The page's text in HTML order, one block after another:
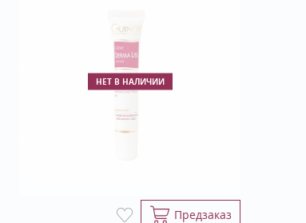
НЕТ В НАЛИЧИИ
Предзаказ